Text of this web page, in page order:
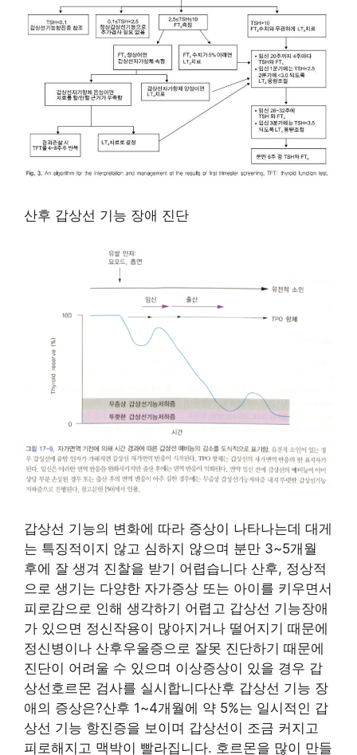
산후 갑상선 기능 장애 진단
갑상선 기능의 변화에 따라 증상이 나타나는데 대게
는 특징적이지 않고 심하지 않으며 분만 3~5개월
후에 잘 생겨 진찰을 받기 어렵습니다 산후, 정상적
으로 생기는 다양한 자가증상 또는 아이를 키우면서
피로감으로 인해 생각하기 어렵고 갑상선 기능장애
가 있으면 정신작용이 많아지거나 떨어지기 때문에
정신병이나 산후우울증으로 잘못 진단하기 때문에
진단이 어려울 수 있으며 이상증상이 있을 경우 갑
상선호르몬 검사를 실시합니다산후 갑상선 기능 장
애의 증상은?산후 1~4개월에 약 5%는 일시적인 갑
상선 기능 항진증을 보이며 갑상선이 조금 커지고
피로해지고 맥박이 빨라집니다. 호르몬을 많이 만들